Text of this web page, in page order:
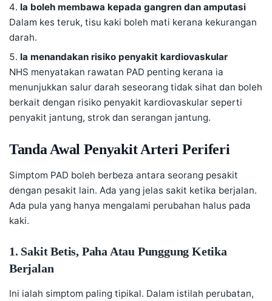
Ia boleh membawa kepada gangren dan amputasi
Dalam kes teruk, tisu kaki boleh mati kerana kekurangan
darah.
Ia menandakan risiko penyakit kardiovaskular
NHS menyatakan rawatan PAD penting kerana ia
menunjukkan salur darah seseorang tidak sihat dan boleh
berkait dengan risiko penyakit kardiovaskular seperti
penyakit jantung, strok dan serangan jantung.
Tanda Awal Penyakit Arteri Periferi
Simptom PAD boleh berbeza antara seorang pesakit
dengan pesakit lain. Ada yang jelas sakit ketika berjalan.
Ada pula yang hanya mengalami perubahan halus pada
kaki.
1. Sakit Betis, Paha Atau Punggung Ketika
Berjalan
Ini ialah simptom paling tipikal. Dalam istilah perubatan,